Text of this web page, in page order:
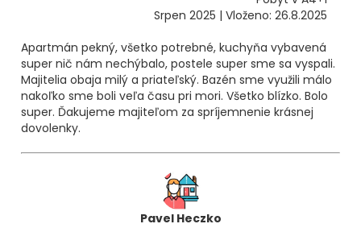
Srpen 2025 | Vloženo: 26.8.2025
Apartmán pekný, všetko potrebné, kuchyňa vybavená
super nič nám nechýbalo, postele super sme sa vyspali.
Majitelia obaja milý a priateľský. Bazén sme využili málo
nakoľko sme boli veľa času pri mori. Všetko blízko. Bolo
super. Ďakujeme majiteľom za spríjemnenie krásnej
dovolenky.
Pavel Heczko